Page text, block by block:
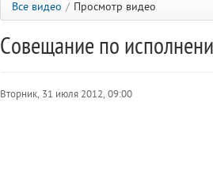
Все видео / Просмотр видео
Совещание по
Вторник, 31 июля 2012, 09:00